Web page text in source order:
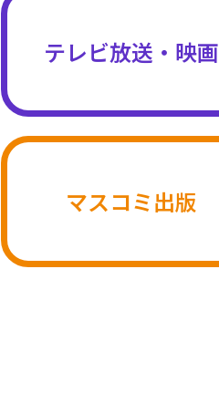
テレビ放送・映画
マスコミ出版